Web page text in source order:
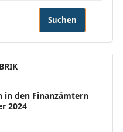
in den Finanzämtern
2024